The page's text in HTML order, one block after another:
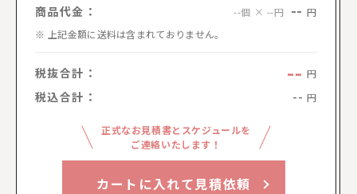
商品代金： --個 × --円 -- 円
上記金額に送料は含まれておりません。
税抜合計： -- 円
税込合計： -- 円
正式なお見積書とスケジュールを
ご連絡いたします！
カートに入れて見積依頼